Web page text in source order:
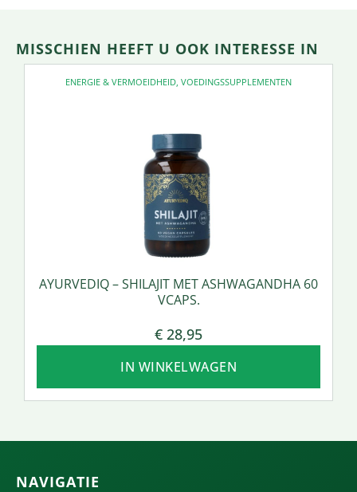
MISSCHIEN HEEFT U OOK INTERESSE IN
ENERGIE & VERMOEIDHEID VOEDINGSSUPPLEMENTEN
AYURVEDIQ – SHILAJIT MET ASHWAGANDHA 60
VCAPS.
€ 28,95
IN WINKELWAGEN
NAVIGATIE